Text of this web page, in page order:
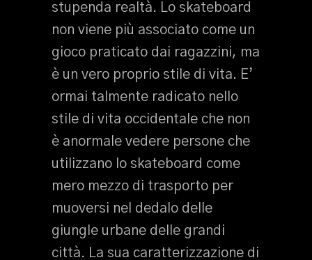
stupenda realtà. Lo skateboard
non viene più associato come un
gioco praticato dai ragazzini, ma
è un vero proprio stile di vita. E’
ormai talmente radicato nello
stile di vita occidentale che non
è anormale vedere persone che
utilizzano lo skateboard come
mero mezzo di trasporto per
muoversi nel dedalo delle
giungle urbane delle grandi
città. La sua caratterizzazione di